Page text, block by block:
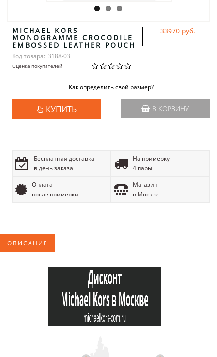
MICHAEL KORS
MONOGRAMME CROCODILE
EMBOSSED LEATHER POUCH
Код товара:: 3188-03
Оценка покупателей
33970 руб.
Как определить свой размер?
КУПИТЬ В КОРЗИНУ
Бесплатная доставка
в день заказа
На примерку
4 пары
Оплата
после примерки
Магазин
в Москве
ОПИСАНИЕ